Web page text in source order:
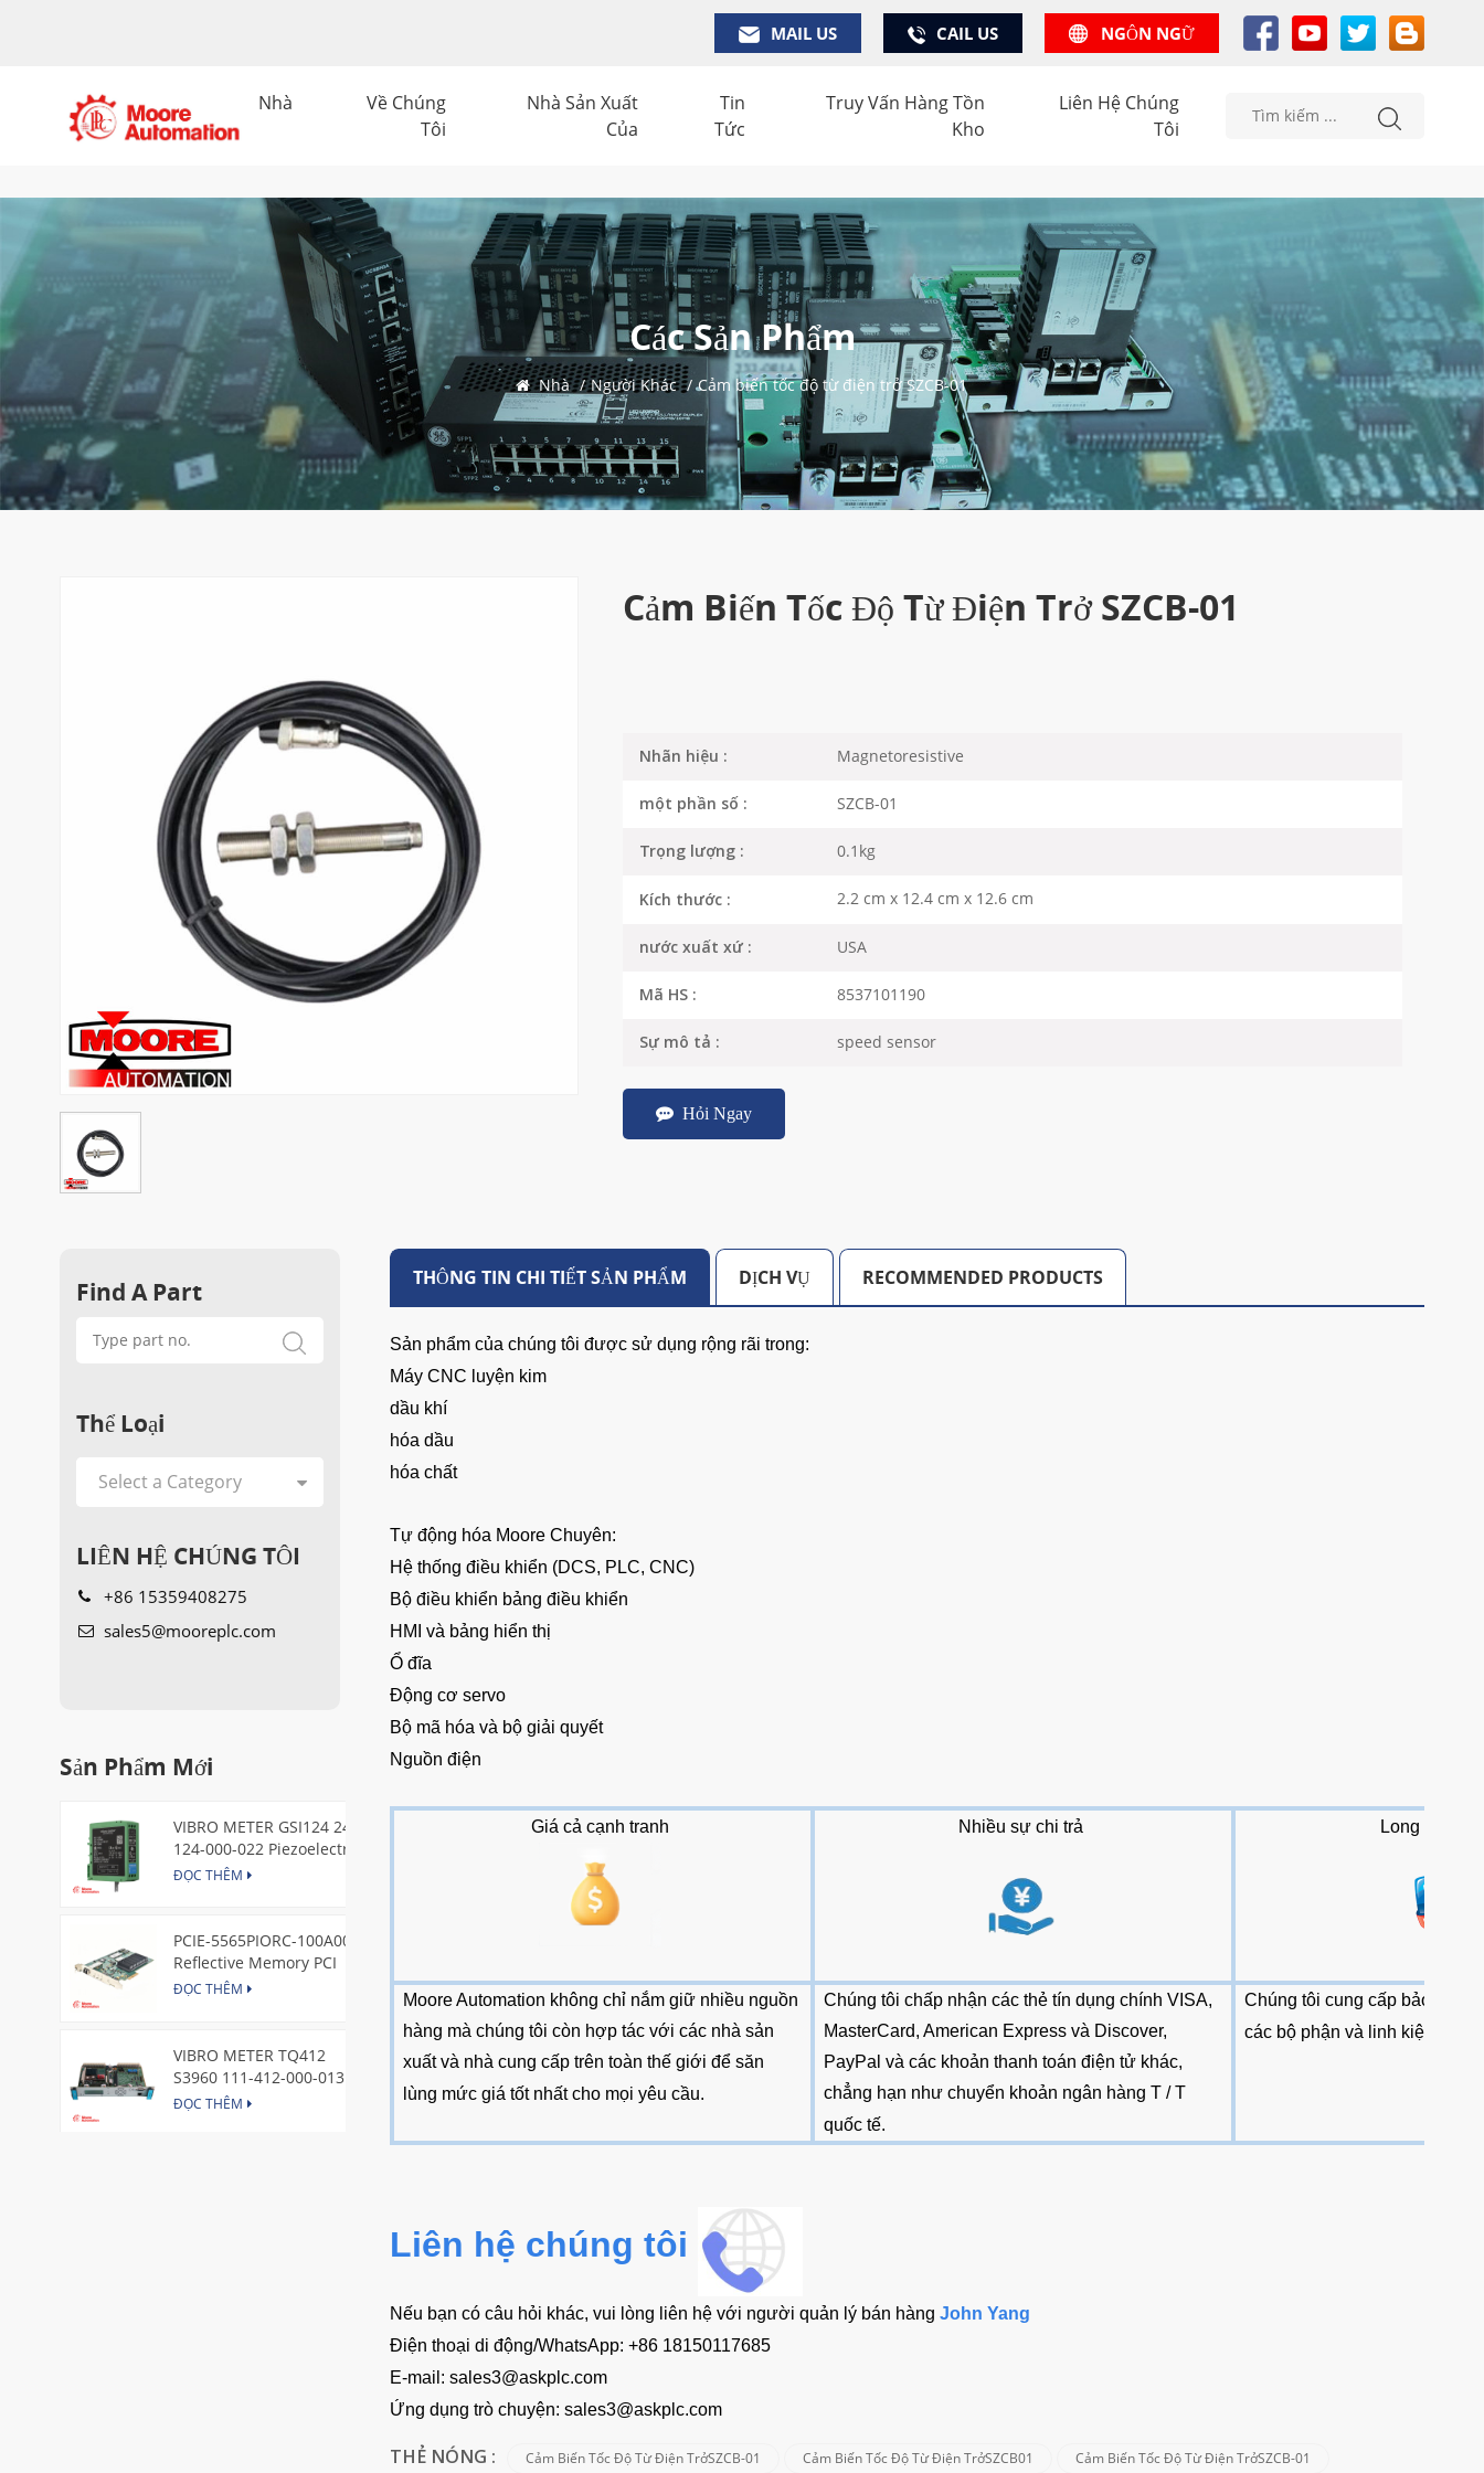
MAIL US CAIL US NGÔN NGỮ
Nhà
Về Chúng
Tôi
Nhà Sản Xuất
Của
Tin
Tức
Truy Vấn Hàng Tồn
Kho
Liên Hệ Chúng
Tôi
Các Sản Phẩm
Nhà / Người Khác / Cảm biến tốc độ từ điện trở SZCB-01
Cảm Biến Tốc Độ Từ Điện Trở SZCB-01
Nhãn hiệu : Magnetoresistive
một phần số : SZCB-01
Trọng lượng : 0.1kg
Kích thước : 2.2 cm x 12.4 cm x 12.6 cm
nước xuất xứ : USA
Mã HS : 8537101190
Sự mô tả : speed sensor
Hỏi Ngay
THÔNG TIN CHI TIẾT SẢN PHẨM DỊCH VỤ RECOMMENDED PRODUCTS
Sản phẩm của chúng tôi được sử dụng rộng rãi trong:
Máy CNC luyện kim
dầu khí
hóa dầu
hóa chất
Tự động hóa Moore Chuyên:
Hệ thống điều khiển (DCS, PLC, CNC)
Bộ điều khiển bảng điều khiển
HMI và bảng hiển thị
Ổ đĩa
Động cơ servo
Bộ mã hóa và bộ giải quyết
Nguồn điện
Giá cả cạnh tranh Nhiều sự chi trả Long
Moore Automation không chỉ nắm giữ nhiều nguồn
hàng mà chúng tôi còn hợp tác với các nhà sản
xuất và nhà cung cấp trên toàn thế giới để săn
lùng mức giá tốt nhất cho mọi yêu cầu.
Chúng tôi chấp nhận các thẻ tín dụng chính VISA,
MasterCard, American Express và Discover,
PayPal và các khoản thanh toán điện tử khác,
chẳng hạn như chuyển khoản ngân hàng T / T
quốc tế.
Chúng tôi cung cấp bảo hành
các bộ phận và linh kiện.
Liên hệ chúng tôi
Nếu bạn có câu hỏi khác, vui lòng liên hệ với người quản lý bán hàng John Yang
Điện thoại di động/WhatsApp:+86 18150117685
E-mail:sales3@askplc.com
Ứng dụng trò chuyện:sales3@askplc.com
THẺ NÓNG : Cảm Biến Tốc Độ Từ Điện TrởSZCB-01 Cảm Biến Tốc Độ Từ Điện TrởSZCB01
Cảm Biến Tốc Độ Từ Điện TrởSZCB-01
Find A Part
Thể Loại
LIÊN HỆ CHÚNG TÔI
+86 15359408275
sales5@mooreplc.com
Sản Phẩm Mới
VIBRO METER GSI124 244-
124-000-022 Piezoelectric
Pressure Transducer
ĐỌC THÊM
PCIE-5565PIORC-100A00
Reflective Memory PCI
Express Node Card /GE
ĐỌC THÊM
VIBRO METER TQ412
S3960 111-412-000-013
Reverse Mount
ĐỌC THÊM